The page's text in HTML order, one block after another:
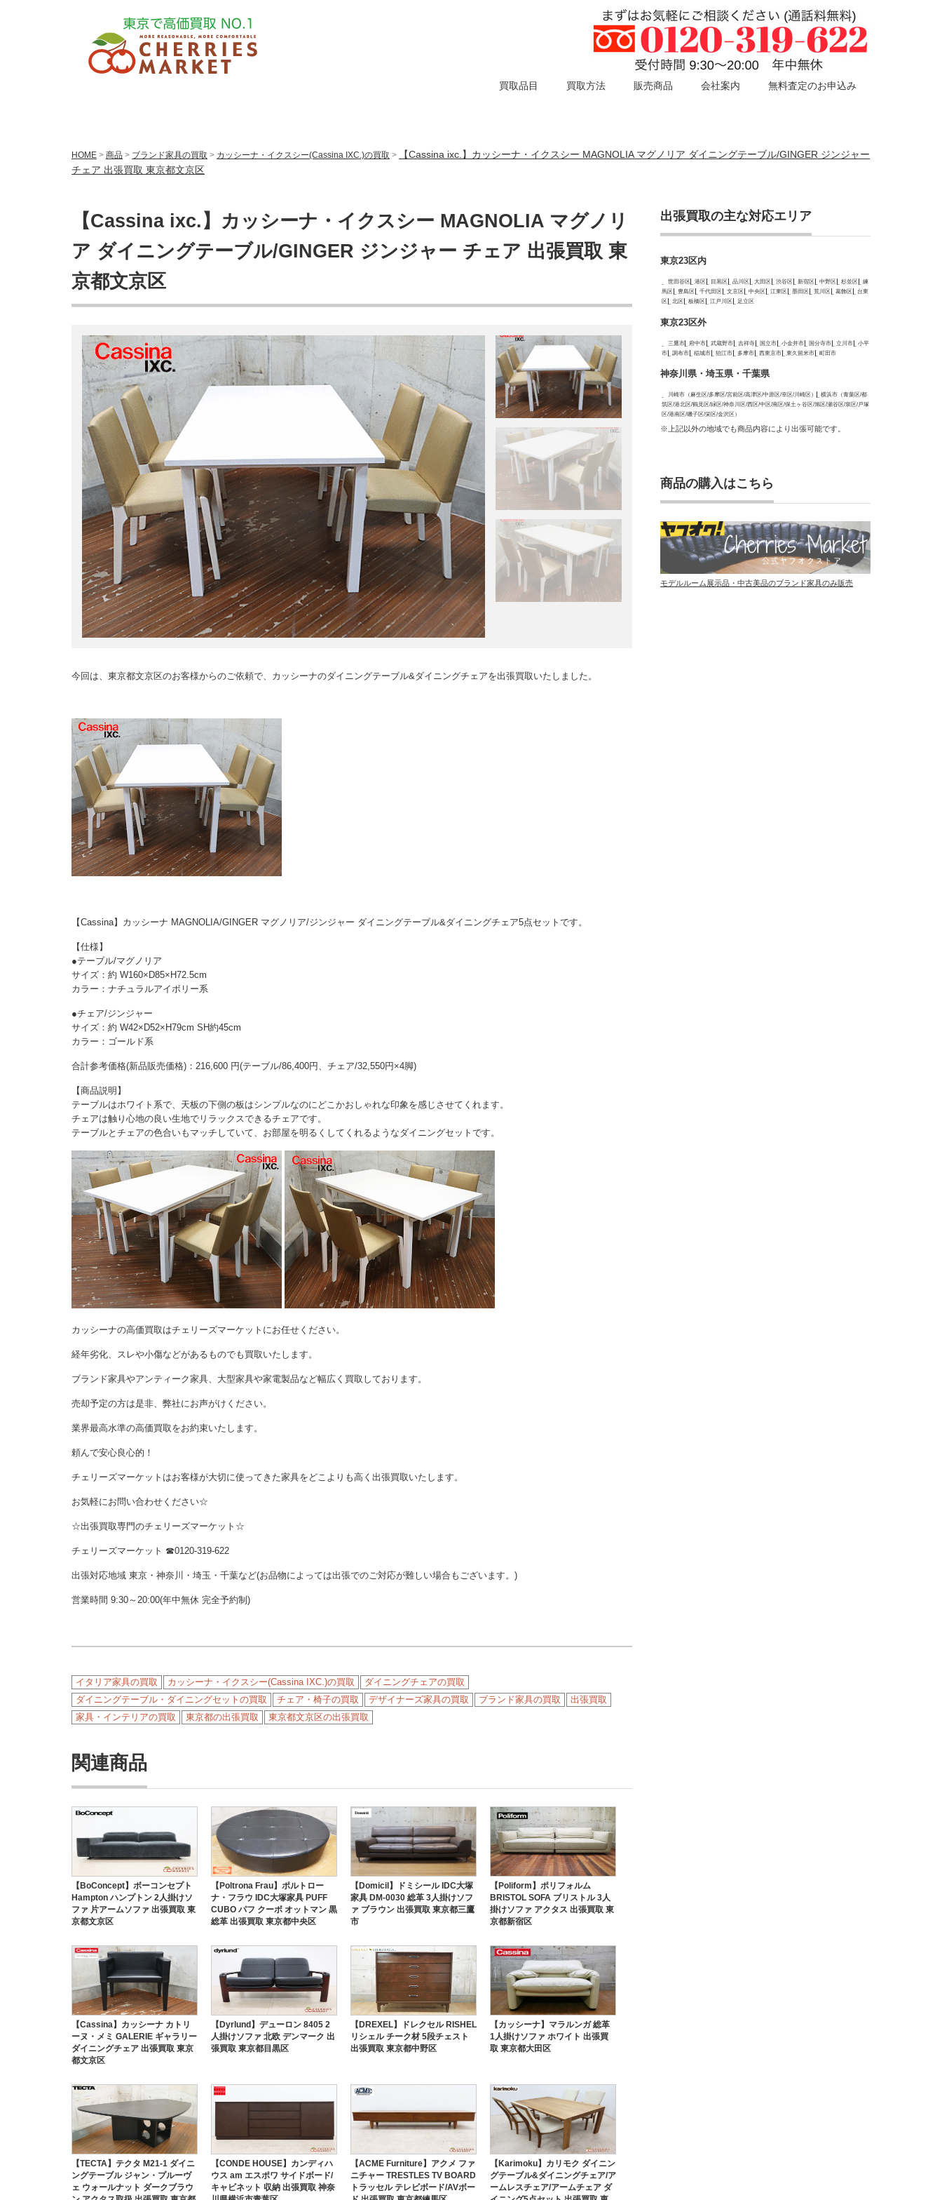
買取品目 買取方法 販売商品 会社案内 無料査定のお申込み
HOME > 商品 > ブランド家具の買取 > カッシーナ・イクスシー(Cassina IXC.)の買取 >
【Cassina ixc.】カッシーナ・イクスシー MAGNOLIA マグノリア ダイニングテーブル/GINGER ジンジャー
チェア 出張買取 東京都文京区
【Cassina ixc.】カッシーナ・イクスシー MAGNOLIA マグノリ
ア ダイニングテーブル/GINGER ジンジャー チェア 出張買取 東
京都文京区
今回は、東京都文京区のお客様からのご依頼で、カッシーナのダイニングテーブル&ダイニングチェアを出張買取いたしました。
【Cassina】カッシーナ MAGNOLIA/GINGER マグノリア/ジンジャー ダイニングテーブル&ダイニングチェア5点セットです。
【仕様】
●テーブル/マグノリア
サイズ：約 W160×D85×H72.5cm
カラー：ナチュラルアイボリー系
●チェア/ジンジャー
サイズ：約 W42×D52×H79cm SH約45cm
カラー：ゴールド系
合計参考価格(新品販売価格)：216,600 円(テーブル/86,400円、チェア/32,550円×4脚)
【商品説明】
テーブルはホワイト系で、天板の下側の板はシンプルなのにどこかおしゃれな印象を感じさせてくれます。
チェアは触り心地の良い生地でリラックスできるチェアです。
テーブルとチェアの色合いもマッチしていて、お部屋を明るくしてくれるようなダイニングセットです。
カッシーナの高価買取はチェリーズマーケットにお任せください。
経年劣化、スレや小傷などがあるものでも買取いたします。
ブランド家具やアンティーク家具、大型家具や家電製品など幅広く買取しております。
売却予定の方は是非、弊社にお声がけください。
業界最高水準の高価買取をお約束いたします。
頼んで安心良心的！
チェリーズマーケットはお客様が大切に使ってきた家具をどこよりも高く出張買取いたします。
お気軽にお問い合わせください☆
☆出張買取専門のチェリーズマーケット☆
チェリーズマーケット ☎︎0120-319-622
出張対応地域 東京・神奈川・埼玉・千葉など(お品物によっては出張でのご対応が難しい場合もございます。)
営業時間 9:30～20:00(年中無休 完全予約制)
イタリア家具の買取 カッシーナ・イクスシー(Cassina IXC.)の買取
ダイニングチェアの買取
ダイニングテーブル・ダイニングセットの買取
チェア・椅子の買取 デザイナーズ家具の買取 ブランド家具の買取
出張買取
家具・インテリアの買取
東京都の出張買取 東京都文京区の出張買取
関連商品
【BoConcept】ボーコンセプト
Hampton ハンプトン 2人掛けソ
ファ 片アームソファ 出張買取 東
京都文京区
【Poltrona Frau】ポルトロー
ナ・フラウ IDC大塚家具 PUFF
CUBO パフ クーボ オットマン 黒
総革 出張買取 東京都中央区
【Domicil】ドミシール IDC大塚
家具 DM‐0030 総革 3人掛けソフ
ァ ブラウン 出張買取 東京都三鷹
市
【Poliform】ポリフォルム
BRISTOL SOFA ブリストル 3人
掛けソファ アクタス 出張買取 東
京都新宿区
【Cassina】カッシーナ カトリ
ーヌ・メミ GALERIE ギャラリー
ダイニングチェア 出張買取 東京
都文京区
【Dyrlund】デューロン 8405 2
人掛けソファ 北欧 デンマーク 出
張買取 東京都目黒区
【DREXEL】ドレクセル RISHEL
リシェル チーク材 5段チェスト
出張買取 東京都中野区
【カッシーナ】マラルンガ 総革
1人掛けソファ ホワイト 出張買
取 東京都大田区
【TECTA】テクタ M21-1 ダイニ
ングテーブル ジャン・プルーヴ
ェ ウォールナット ダークブラウ
【CONDE HOUSE】カンディハ
ウス am エスポワ サイドボード/
キャビネット 収納 出張買取 神奈
【ACME Furniture】アクメ ファ
ニチャー TRESTLES TV BOARD
トラッセル テレビボード/AVボー
【Karimoku】カリモク ダイニン
グテーブル&ダイニングチェア/ア
ームレスチェア/アームチェア ダ
出張買取の主な対応エリア
東京23区内
世田谷区 港区 目黒区 品川区 大田区 渋谷区 新宿区 中野区 杉並区
練
馬区
豊島区 千代田区 文京区 中央区 江東区 墨田区 荒川区 葛飾区
台東
区
北区 板橋区 江戸川区 足立区
東京23区外
三鷹市 府中市 武蔵野市 吉祥寺 国立市 小金井市 国分寺市 立川市
小平
市
調布市 稲城市 狛江市 多摩市 西東京市 東久留米市 町田市
神奈川県・埼玉県・千葉県
川崎市（麻生区/多摩区/宮前区/高津区/中原区/幸区/川崎区）
横浜市（青葉区/都
筑区/港北区/鶴見区/緑区/神奈川区/西区/中区/南区/保土ヶ谷区/旭区/瀬谷区/泉区/戸塚
区/港南区/磯子区/栄区/金沢区）
※上記以外の地域でも商品内容により出張可能です。
商品の購入はこちら
モデルルーム展示品・中古美品のブランド家具のみ販売